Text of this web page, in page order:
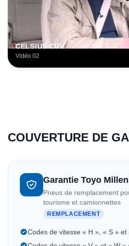
CELSIUS CUV
Vidéo 02
COUVERTURE DE
Garantie Toyo
Pneus de remplacement
tourisme et camionnettes
REMPLACEMENT
Codes de vitesse « H », « S »